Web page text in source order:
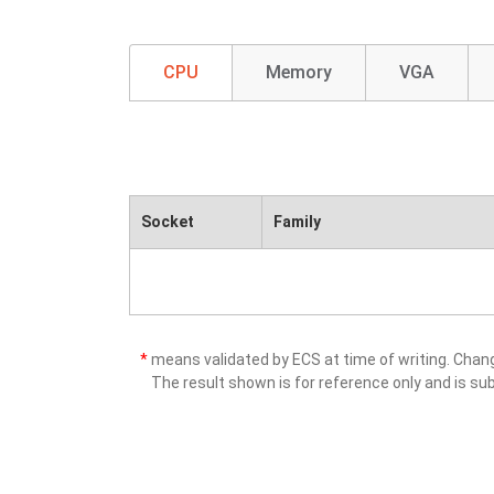
CPU Memory VGA
Socket Family
*means validated by ECS at time of writing.
The result shown is for reference only and is